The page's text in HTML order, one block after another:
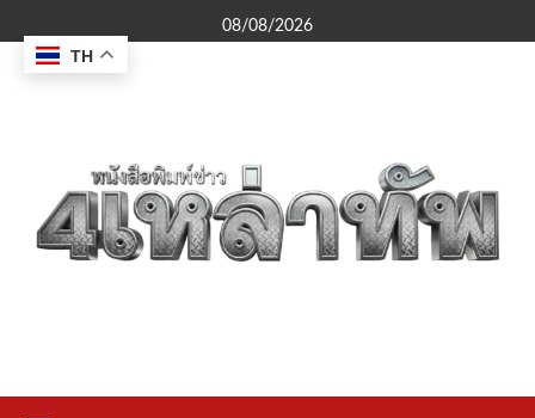
to
content
08/08/2026
TH